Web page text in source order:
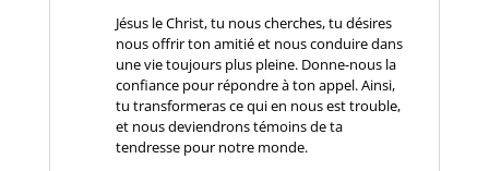
Jésus le Christ, tu nous cherches, tu désires
nous offrir ton amitié et nous conduire dans
une vie toujours plus pleine. Donne-nous la
confiance pour répondre à ton appel. Ainsi,
tu transformeras ce qui en nous est trouble,
et nous deviendrons témoins de ta
tendresse pour notre monde.